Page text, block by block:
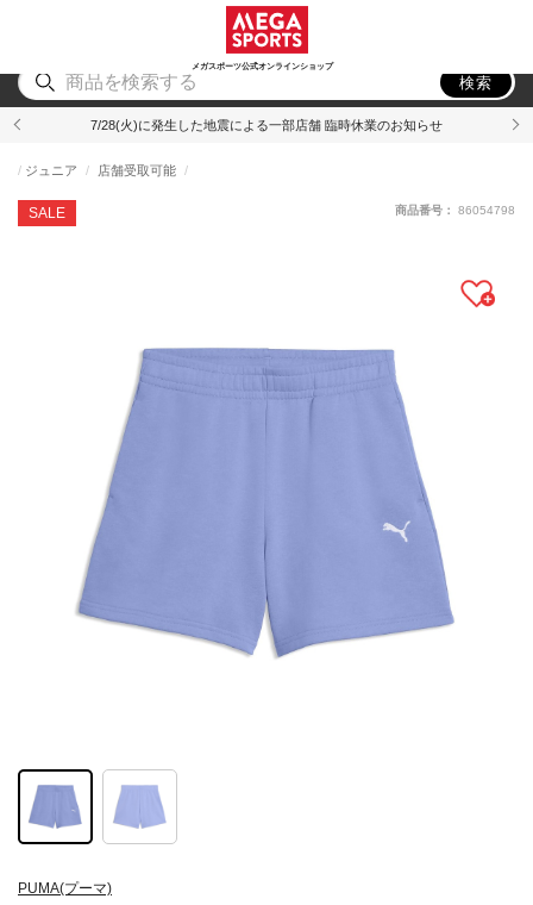
メガスポーツ公式オンラインショップ
アウトドア
検索
7/28(火)に発生した地震による一部店舗 臨時休業のお知らせ
PUMA(プーマ)
SALE
ジュニア 店舗受取可能
商品番号： 86054798